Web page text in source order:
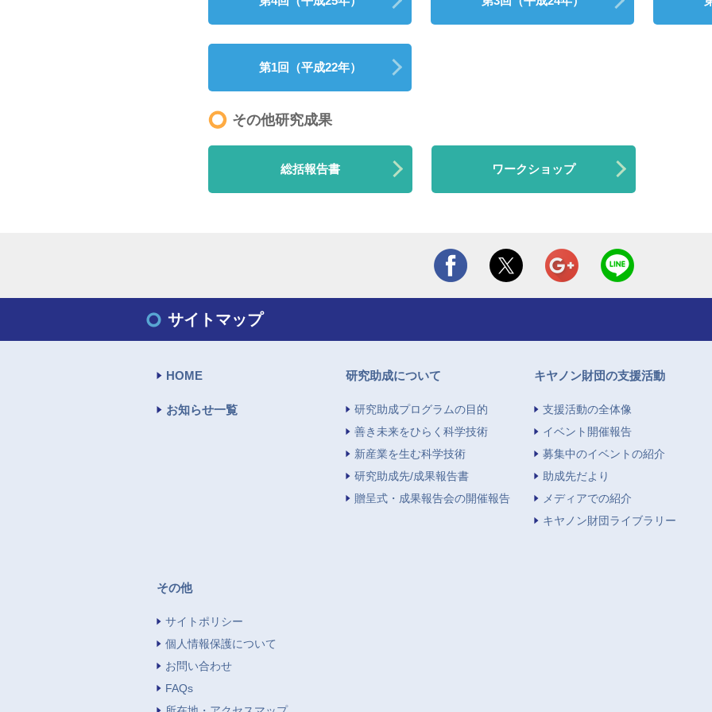
第1回（平成22年）
その他研究成果
総括報告書 ワークショップ
サイトマップ
HOME
お知らせ一覧
研究助成について
研究助成プログラムの目的
善き未来をひらく科学技術
新産業を生む科学技術
研究助成先/成果報告書
贈呈式・成果報告会の開催報告
キヤノン財団の支援活動
支援活動の全体像
イベント開催報告
募集中のイベントの紹介
助成先だより
メディアでの紹介
キヤノン財団ライブラリー
その他
サイトポリシー
個人情報保護について
お問い合わせ
FAQs